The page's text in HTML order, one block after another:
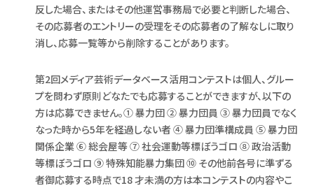
反した場合、またはその他運営事務局で必要と判断した場合、
その応募者のエントリーの受理をその応募者の了解なしに取り
消し、応募一覧等から削除することがあります。
第2回メディア芸術データベース活用コンテストは個人、グルー
プを問わず原則どなたでも応募することができますが、以下の
方は応募できません。① 暴力団 ② 暴力団員 ③ 暴力団員でなく
なった時から5年を経過しない者 ④ 暴力団準構成員 ⑤ 暴力団
関係企業 ⑥ 総会屋等 ⑦ 社会運動等標ぼうゴロ ⑧ 政治活動
等標ぼうゴロ ⑨ 特殊知能暴力集団 ⑩ その他前各号に準ずる
者御応募する時点で18 才未満の方は本コンテストの内容やこ